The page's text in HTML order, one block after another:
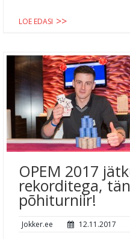
LOE EDASI
OPEM 2017
rekorditega,
põhiturniir!
Jokker.ee 12.11.2017